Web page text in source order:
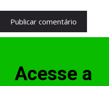
Acesse a